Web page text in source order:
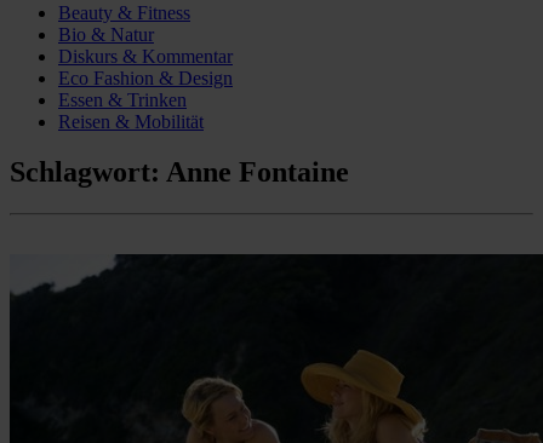
Beauty & Fitness
Bio & Natur
Diskurs & Kommentar
Eco Fashion & Design
Essen & Trinken
Reisen & Mobilität
Schlagwort: Anne Fontaine